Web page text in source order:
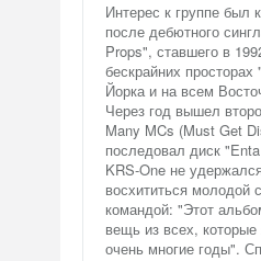
Интерес к группе был
после дебютного
Props", ставшего в
бескрайних
Йорка и на всем
Через год вышел
Many MCs (Must Get
последовал диск
KRS-One не
восхититься молодой
командой: "Этот
вещь из всех,
очень многие годы".